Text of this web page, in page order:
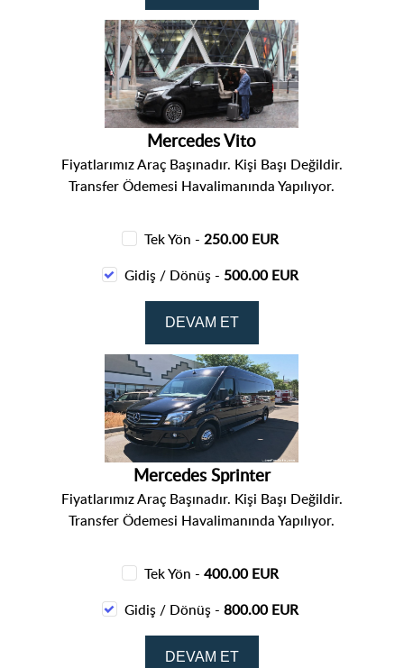
Mercedes Vito
Fiyatlarımız Araç Başınadır. Kişi Başı Değildir.
Transfer Ödemesi Havalimanında Yapılıyor.
Tek Yön - 250.00 EUR
Gidiş / Dönüş - 500.00 EUR
Mercedes Sprinter
Fiyatlarımız Araç Başınadır. Kişi Başı Değildir.
Transfer Ödemesi Havalimanında Yapılıyor.
Tek Yön -400.00 EUR
Gidiş / Dönüş -800.00 EUR